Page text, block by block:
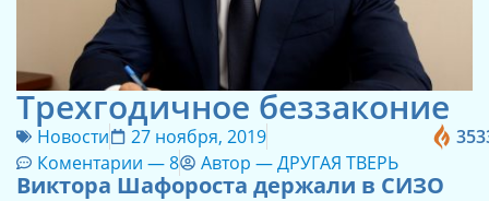
Трехгодичное беззаконие
Новости
27 ноября, 2019
Коментарии —8 Автор —ДРУГАЯ ТВЕРЬ
Виктора Шафороста держали в СИЗО